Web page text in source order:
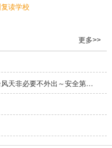
读学校
更多>>
【志德&崇德】高考复读学校，再次提示您台风天非必要不外出～安全第一！